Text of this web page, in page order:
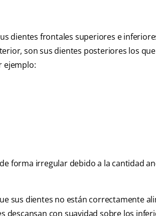
dientes frontales superiores e
son sus dientes posteriores los
ejemplo:
forma irregular debido a la cantidad
sus dientes no están correctamente
descansan con suavidad sobre los